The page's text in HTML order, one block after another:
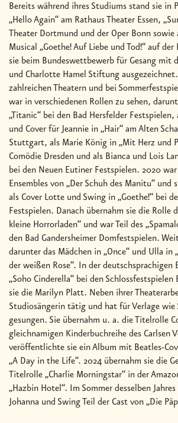
Bereits während ihres Studiums stand sie in
„Hello Again“ am Rathaus Theater Essen,
Theater Dortmund und der Oper Bonn
Musical „Goethe! Auf Liebe und Tod!“ auf
sie beim Bundeswettbewerb für Gesang mit
und Charlotte Hamel Stiftung
zahlreichen Theatern und bei
war in verschiedenen Rollen zu sehen,
„Titanic“ bei den Bad Hersfelder
und Cover für Jeannie in „Hair“ am Alten
Stuttgart, als Marie König in „Mit Herz und
Comödie Dresden und als Bianca und Lois
bei den Neuen Eutiner Festspielen. 2020 war
Ensembles von „Der Schuh des Manitu“ und
als Cover Lotte und Swing in „Goethe!“ bei
Festspielen. Danach übernahm sie die Rolle
kleine Horrorladen“ und war Teil des
den Bad Gandersheimer Domfestspielen.
darunter das Mädchen in „Once“ und Ulla in
der weißen Rose“. In der deutschsprachigen
„Soho Cinderella“ bei den
sie die Marilyn Platt. Neben ihrer
Studiosängerin tätig und hat für Verlage
gesungen. Sie übernahm u. a. die Titelrolle
gleichnamigen Kinderbuchreihe des Carlsen
veröffentlichte sie ein Album mit Beatles-
„A Day in the Life“. 2024 übernahm sie die
Titelrolle „Charlie Morningstar“ in der
„Hazbin Hotel“. Im Sommer desselben
Johanna und Swing Teil der Cast von „Die